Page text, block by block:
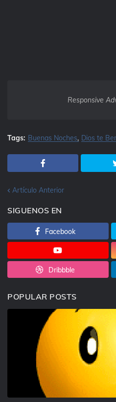
Responsive
Tags: Buenas Noches Dios te
Artículo Anterior
SIGUENOS EN
Facebook
Dribbble
POPULAR POSTS